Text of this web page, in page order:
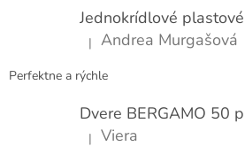
Hodnotenie produktu je 5 z 5
| Andrea Murgašová
Perfektne a rýchle
Hodnotenie produktu je 5 z 5
| Viera